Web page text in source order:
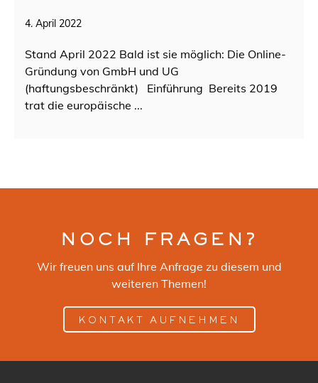
4. April 2022
Stand April 2022 Bald ist sie möglich: Die Online-
Gründung von GmbH und UG
(haftungsbeschränkt) Einführung Bereits 2019
trat die europäische ...
NOCH FRAGEN?
Wir freuen uns auf Ihre Anfrage zu diesem und
weiteren Themen!
KONTAKT AUFNEHMEN